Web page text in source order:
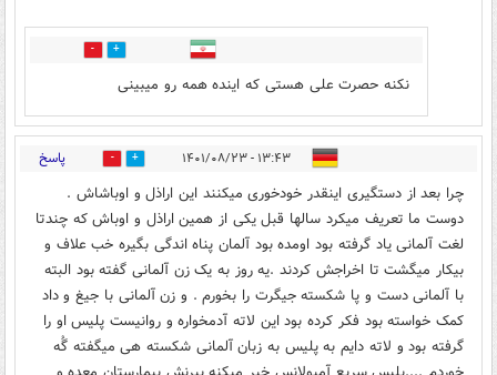
2
نکنه حصرت علی هستی که اینده همه رو میبینی
۱۳:۴۳ - ۱۴۰۱/۰۸/۲۳ 2 پاسخ
چرا بعد از دستگیری اینقدر خودخوری میکنند این اراذل و اوباشاش .
دوست ما تعریف میکرد سالها قبل یکی از همین اراذل و اوباش که چندتا
لغت آلمانی یاد گرفته بود اومده بود آلمان پناه اندگی بگیره خب علاف و
بیکار میگشت تا اخراجش کردند .یه روز به یک زن آلمانی گفته بود البته
با آلمانی دست و پا شکسته جیگرت را بخورم . و زن آلمانی با جیغ و داد
کمک خواسته بود فکر کرده بود این لاته آدمخواره و روانیست ‌پلیس او را
گرفته بود و لاته دایم به پلیس به زبان آلمانی شکسته هی میگفته گُه